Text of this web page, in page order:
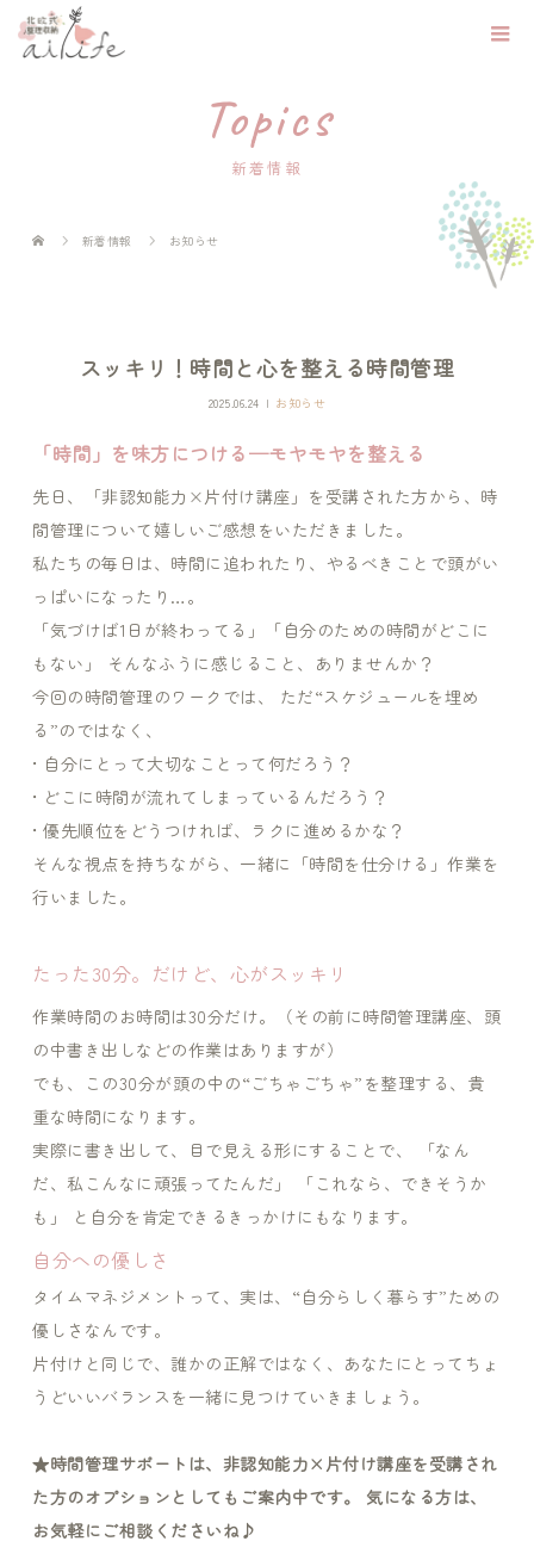
Topics
新着情報
新着情報 お知らせ
スッキリ！時間と心を整える時間管理
2025.06.24 お知らせ
「時間」を味方につける─モヤモヤを整える
先日、「非認知能力×片付け講座」を受講された方から、時
間管理について嬉しいご感想をいただきました。
私たちの毎日は、時間に追われたり、やるべきことで頭がい
っぱいになったり…。
「気づけば1日が終わってる」「自分のための時間がどこに
もない」 そんなふうに感じること、ありませんか？
今回の時間管理のワークでは、 ただ“スケジュールを埋め
る”のではなく、
• 自分にとって大切なことって何だろう？
• どこに時間が流れてしまっているんだろう？
• 優先順位をどうつければ、ラクに進めるかな？
そんな視点を持ちながら、一緒に「時間を仕分ける」作業を
行いました。
たった30分。だけど、心がスッキリ
作業時間のお時間は30分だけ。（その前に時間管理講座、頭
の中書き出しなどの作業はありますが）
でも、この30分が頭の中の“ごちゃごちゃ”を整理する、貴
重な時間になります。
実際に書き出して、目で見える形にすることで、 「なん
だ、私こんなに頑張ってたんだ」 「これなら、できそうか
も」 と自分を肯定できるきっかけにもなります。
自分への優しさ
タイムマネジメントって、実は、“自分らしく暮らす”ための
優しさなんです。
片付けと同じで、誰かの正解ではなく、あなたにとってちょ
うどいいバランスを一緒に見つけていきましょう。
★時間管理サポートは、非認知能力×片付け講座を受講され
た方のオプションとしてもご案内中です。 気になる方は、
お気軽にご相談くださいね♪